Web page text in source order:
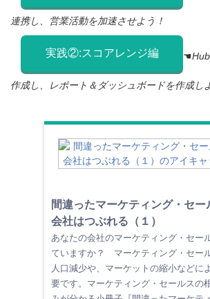
連携し、営業活動を加速させよう！
実践②:スコアレンジ編 ☚
作成し、レポート＆ダッシュボードを作成し
間違ったマーケティング・セー
会社はつぶれる（１）
あなたの会社のマーケティング・セー
ていますか？ マーケティング・セー
人口減少や、マーケットの縮小などに
要です。マーケティング・セールスの